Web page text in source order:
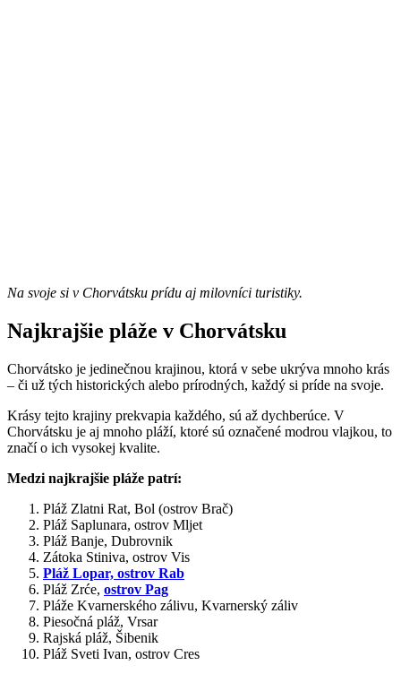
Na svoje si v Chorvátsku prídu aj milovníci turistiky.
Najkrajšie pláže v Chorvátsku
Chorvátsko je jedinečnou krajinou, ktorá v sebe ukrýva mnoho krás
– či už tých historických alebo prírodných, každý si príde na svoje.
Krásy tejto krajiny prekvapia každého, sú až dychberúce. V
Chorvátsku je aj mnoho pláží, ktoré sú označené modrou vlajkou, to
značí o ich vysokej kvalite.
Medzi najkrajšie pláže patrí:
Pláž Zlatni Rat, Bol (ostrov Brač)
Pláž Saplunara, ostrov Mljet
Pláž Banje, Dubrovnik
Zátoka Stiniva, ostrov Vis
Pláž Lopar, ostrov Rab
Pláž Zrće, ostrov Pag
Pláže Kvarnerského zálivu, Kvarnerský záliv
Piesočná pláž, Vrsar
Rajská pláž, Šibenik
Pláž Sveti Ivan, ostrov Cres